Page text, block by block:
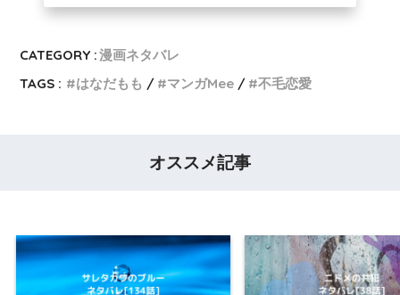
CATEGORY :漫画ネタバレ
TAGS :
はなだもも マンガMee 不毛恋愛
オススメ記事